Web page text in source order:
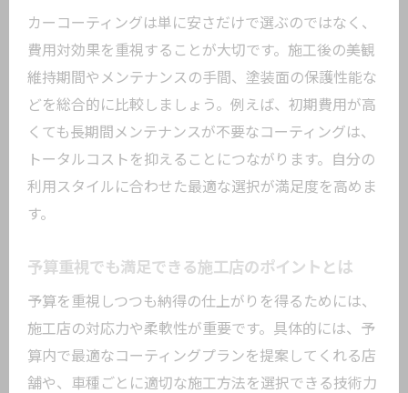
カーコーティングは単に安さだけで選ぶのではなく、
費用対効果を重視することが大切です。施工後の美観
維持期間やメンテナンスの手間、塗装面の保護性能な
どを総合的に比較しましょう。例えば、初期費用が高
くても長期間メンテナンスが不要なコーティングは、
トータルコストを抑えることにつながります。自分の
利用スタイルに合わせた最適な選択が満足度を高めま
す。
予算重視でも満足できる施工店のポイントとは
予算を重視しつつも納得の仕上がりを得るためには、
施工店の対応力や柔軟性が重要です。具体的には、予
算内で最適なコーティングプランを提案してくれる店
舗や、車種ごとに適切な施工方法を選択できる技術力